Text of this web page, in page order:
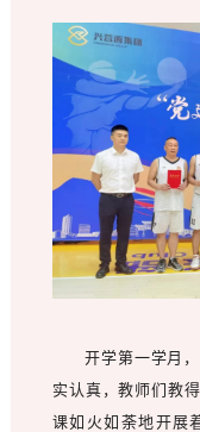
开学第一学月
实认真，教师们教
课如火如荼地开展